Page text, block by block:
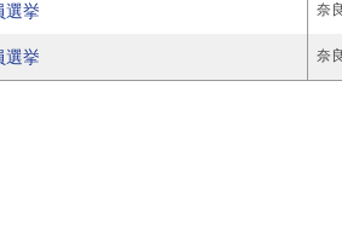
選挙 奈
選挙 奈